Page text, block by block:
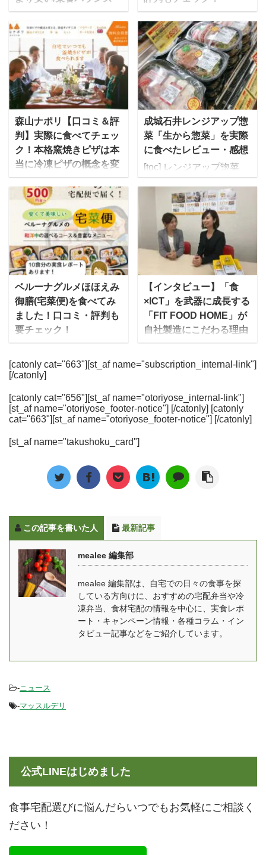
◎】
[toc] 独身一人暮らし。仕
事が終われば後は自分の
時間ですが・・・ 「あ～
あ、今日も帰りはこんな
時間」 「いつまでもこん
な食生活でいいのか
な・・・」 「健康診断の
数値も年々悪くなってい
ってるような・・・」
「でも自炊するの面倒く
さっさとお風呂入ってネ
ット見て寝たい」 そんな
方には冷凍庫にストック
できる宅配弁当・宅食
（食事宅配）をおすすめ
します！ 独身一人暮らし
向け 宅配冷凍弁当選びの
ポイント 宅配便で届いて
冷凍庫にストックできる
電子レンジ解凍5～6分で
食べられる 開けやすいパ
ッ ...
でお馴染みのライザップ
から、一人ではなかなか
続かないボディメイクを
サポートするための「高
たんぱく低糖質」な宅食
が誕生しています。 ライ
ザップでは無理せず続け
られるように、パーソナ
ルトレーナーや管理栄養
活習慣を改善し、理想の
体形を目指す手伝いをす
るためのマンツーマンに
よるボディメイクの他に
も、もっと手軽にライザ
ップを体験できるように
オンラインショップも展
開しています。 関連記
事：サポートミールの開
発にも携わった、RIZAP
の管理栄養士の方にイ ...
森山ナポリ【口コミ＆評
判】実際に食べてチェッ
ク！本格窯焼きピザは本
当に冷凍ピザの概念を変
えるのか？
森山ナポリとは、北陸の
古都・金沢生まれの、厳
選食材をふんだんに使っ
たワンランク上の窯焼き
ピザです。 ピザの具材に
ご当地の特産品をふんだ
んに使った手作りのオリ
ジナルピザが、自宅に宅
配便で届きます。 [toc] 森
山ナポリの口コミ・評判
でしょうか、SNSを中心
にチェックしてみまし
た。 View this
post on Instagram
今夜はピザパーティ
ー
森 ...
成城石井レンジアップ惣
菜「生から惣菜」を実際
に食べたレビュー・感想
[toc] レンジアップ惣菜
を求めて成城石井の店舗
へ スーパーマーケット成
城石井は、直輸入ワイ
ン、チーズ、自家製惣
菜、生鮮食品、輸入菓子
など、日本だけでなく海
外各地から取り寄せた、
選りすぐりの食品をそろ
えていることで有名で
す。 だいすけちょっとい
メージですね。 その成城
レー製造メーカー最大手
のエフピコ社と組んで販
売しているのが「レンジ
殊な高性能プラスチック
容器の中に入ってい ...
ベルーナグルメほほえみ
御膳(宅菜便)を食べてみ
ました！口コミ・評判も
要チェック！
便（たくさいびん）」
は、カタログ通販の老舗
洋中の”家庭の味”をお得
なセットで届ける宅配弁
す。 冷凍弁当で保管もし
考慮した合計60種ものメ
ニューを低価格で届けて
は、価格の安さです！1
回10食セットで届き、1
食あたりの価格は500円
台（税込）。 ゆいこ宅配
便で届く冷凍弁当・宅食
（食事宅配）の中では最
安レベルです。 今回はそ
んな宅菜便の中でも人気
のシリーズ、「ほほえみ
ポートをは ...
【インタビュー】「食
×ICT」を武器に成長する
「FIT FOOD HOME」が
自社製造にこだわる理由
とは？
一流シェフが手作りした
「FIT HOOD HOME（フ
ィットフードホー
IT企業だったのです。 ど
うしてIT企業の同社が宅
FIT FOOD HOME のコン
「AIVICK」が健康宅食サ
ービスをはじめたわけ
mealee 今回はインタビ
ューをありがとうござい
お願いい ...
[catonly cat="663"][st_af name="subscription_internal-link"]
[/catonly]
[catonly cat="656"][st_af name="otoriyose_internal-link"]
[st_af name="otoriyose_footer-notice"] [/catonly] [catonly
cat="663"][st_af name="otoriyose_footer-notice"] [/catonly]
[st_af name="takushoku_card"]
この記事を書いた人 最新記事
mealee 編集部
mealee 編集部は、自宅での日々の食事を探
している方向けに、おすすめの宅配弁当や冷
凍弁当、食材宅配の情報を中心に、実食レポ
ート・キャンペーン情報・各種コラム・イン
タビュー記事などをご紹介しています。
-ニュース
-マッスルデリ
公式LINEはじめました
食事宅配選びに悩んだらいつでもお気軽にご相談く
ださい！